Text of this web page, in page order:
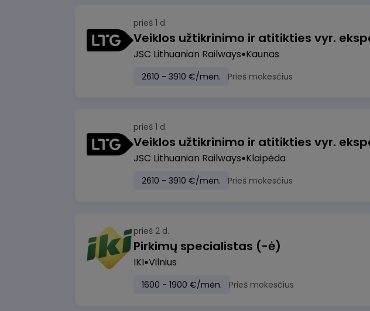
prieš 1 d.
JSC Lithuanian Railways Kaunas
2610 - 3910 €/mėn. Prieš mokesčius
prieš 1 d.
JSC Lithuanian Railways Klaipėda
2610 - 3910 €/mėn. Prieš mokesčius
prieš 2 d.
Pirkimų specialistas (-ė)
IKI Vilnius
1600 - 1900 €/mėn. Prieš mokesčius